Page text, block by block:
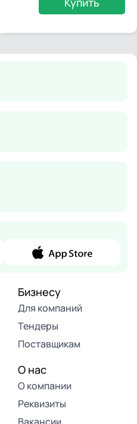
Бизнесу
Для компаний
Тендеры
Поставщикам
О нас
О компании
Реквизиты